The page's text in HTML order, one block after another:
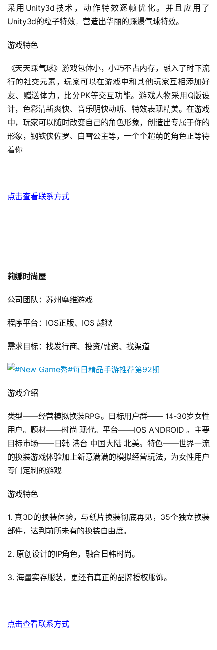
采用Unity3d技术，动作特效逐帧优化。并且应用了
Unity3d的粒子特效，营造出华丽的踩爆气球特效。
游戏特色
《天天踩气球》游戏包体小，小巧不占内存，融入了时下流
行的社交元素，玩家可以在游戏中和其他玩家互相添加好
友、赠送体力，比分PK等交互功能。游戏人物采用Q版设
计，色彩清新爽快、音乐明快动听、特效表现精美。在游戏
中，玩家可以随时改变自己的角色形象，创造出专属于你的
形象，钢铁侠佐罗、白雪公主等，一个个超萌的角色正等待
着你
点击查看联系方式
莉娜时尚屋
公司团队：苏州摩维游戏
程序平台：IOS正版、IOS 越狱
需求目标：找发行商、投资/融资、找渠道
游戏介绍
类型——经营模拟换装RPG。目标用户群—— 14-30岁女性
用户。题材——时尚 现代。平台——IOS ANDROID 。主要
目标市场——日韩 港台 中国大陆 北美。特色——世界一流
的换装游戏体验加上新意满满的模拟经营玩法，为女性用户
专门定制的游戏
游戏特色
1. 真3D的换装体验，与纸片换装彻底再见，35个独立换装
部件，达到前所未有的换装自由度。
2. 原创设计的IP角色，融合日韩时尚。
3. 海量实存服装，更还有真正的品牌授权服饰。
点击查看联系方式